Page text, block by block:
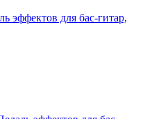
эффектов для бас-гитар,